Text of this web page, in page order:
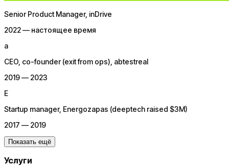
Senior Product Manager, inDrive
2022 — настоящее время
a
CEO, co-founder (exit from ops) , abtestreal
2019 — 2023
E
Startup manager, Energozapas (deeptech raised $3M)
2017 — 2019
Показать ещё
Услуги